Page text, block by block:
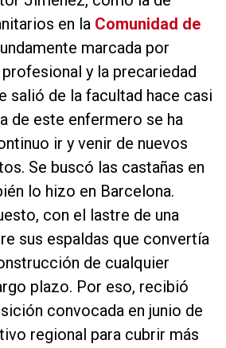
en la Comunidad de
marcada por
y la precariedad
salió de la facultad hace casi
de este enfermero se ha
ir y venir de nuevos
Se buscó las castañas en
lo hizo en Barcelona.
con el lastre de una
sus espaldas que convertía
de cualquier
plazo. Por eso, recibió
convocada en junio de
regional para cubrir más